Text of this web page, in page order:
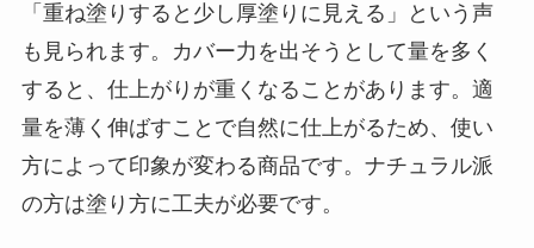
「重ね塗りすると少し厚塗りに見える」という声
も見られます。カバー力を出そうとして量を多く
すると、仕上がりが重くなることがあります。適
量を薄く伸ばすことで自然に仕上がるため、使い
方によって印象が変わる商品です。ナチュラル派
の方は塗り方に工夫が必要です。